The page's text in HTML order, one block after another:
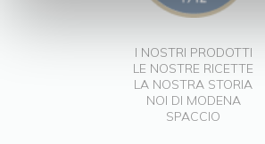
I NOSTRI PRODOTTI
LE NOSTRE RICETTE
LA NOSTRA STORIA
NOI DI MODENA
SPACCIO